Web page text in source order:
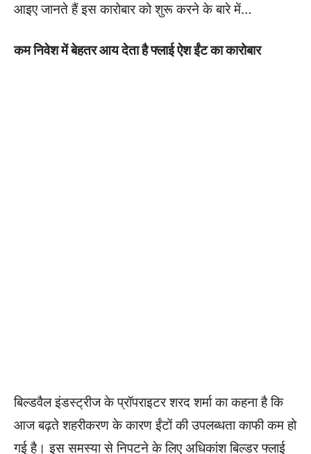
आइए जानते हैं इस कारोबार को शुरू करने के बारे में…
कम निवेश में बेहतर आय देता है फ्लाई ऐश ईंट का कारोबार
बिल्डवैल इंडस्ट्रीज के प्रॉपराइटर शरद शर्मा का कहना है कि
आज बढ़ते शहरीकरण के कारण ईंटों की उपलब्धता काफी कम हो
गई है। इस समस्या से निपटने के लिए अधिकांश बिल्डर फ्लाई